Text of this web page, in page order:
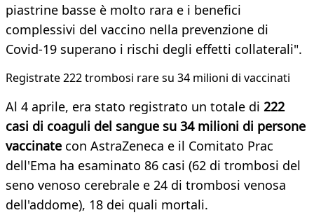
piastrine basse è molto rara e i benefici
complessivi del vaccino nella prevenzione di
Covid-19 superano i rischi degli effetti collaterali".
Registrate 222 trombosi rare su 34 milioni di vaccinati
Al 4 aprile, era stato registrato un totale di 222
casi di coaguli del sangue su 34 milioni di persone
vaccinate con AstraZeneca e il Comitato Prac
dell'Ema ha esaminato 86 casi (62 di trombosi del
seno venoso cerebrale e 24 di trombosi venosa
dell'addome), 18 dei quali mortali.